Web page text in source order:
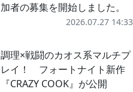
加者の募集を開始しました。
2026.07.27 14:33
調理×戦闘のカオス系マルチプ
レイ！ フォートナイト新作
『CRAZY COOK』が公開